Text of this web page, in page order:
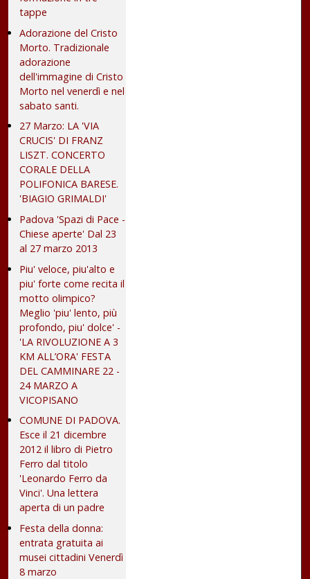
tappe
Adorazione del Cristo
Morto. Tradizionale
adorazione
dell'immagine di Cristo
Morto nel venerdì e nel
sabato santi.
27 Marzo: LA 'VIA
CRUCIS' DI FRANZ
LISZT. CONCERTO
CORALE DELLA
POLIFONICA BARESE.
'BIAGIO GRIMALDI'
Padova 'Spazi di Pace -
Chiese aperte' Dal 23
al 27 marzo 2013
Piu' veloce, piu'alto e
piu' forte come recita il
motto olimpico?
Meglio 'piu' lento, più
profondo, piu' dolce' -
'LA RIVOLUZIONE A 3
KM ALL’ORA' FESTA
DEL CAMMINARE 22 -
24 MARZO A
VICOPISANO
COMUNE DI PADOVA.
Esce il 21 dicembre
2012 il libro di Pietro
Ferro dal titolo
'Leonardo Ferro da
Vinci'. Una lettera
aperta di un padre
Festa della donna:
entrata gratuita ai
musei cittadini Venerdì
8 marzo